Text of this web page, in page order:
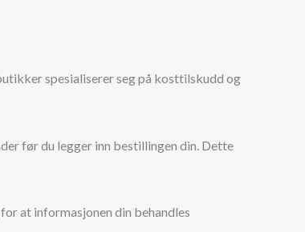
spesialiserer seg på kosttilskudd og
før du legger inn bestillingen din. Dette
at informasjonen din behandles